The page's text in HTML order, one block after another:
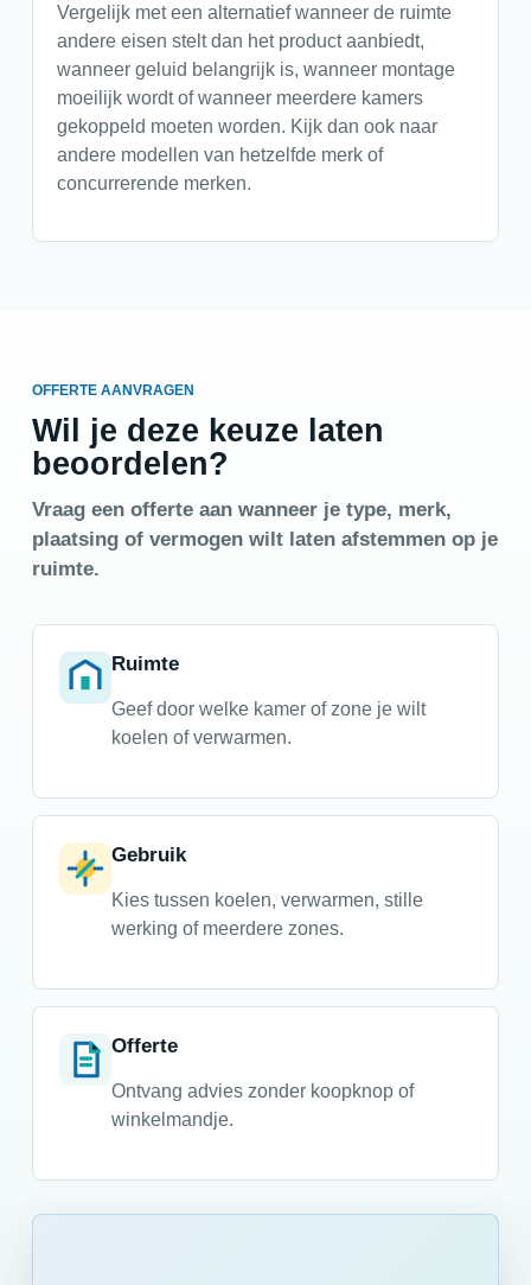
Vergelijk met een alternatief wanneer de ruimte
andere eisen stelt dan het product aanbiedt,
wanneer geluid belangrijk is, wanneer montage
moeilijk wordt of wanneer meerdere kamers
gekoppeld moeten worden. Kijk dan ook naar
andere modellen van hetzelfde merk of
concurrerende merken.
OFFERTE AANVRAGEN
Wil je deze keuze laten
beoordelen?
Vraag een offerte aan wanneer je type, merk,
plaatsing of vermogen wilt laten afstemmen op je
ruimte.
Ruimte
Geef door welke kamer of zone je wilt
koelen of verwarmen.
Gebruik
Kies tussen koelen, verwarmen, stille
werking of meerdere zones.
Offerte
Ontvang advies zonder koopknop of
winkelmandje.